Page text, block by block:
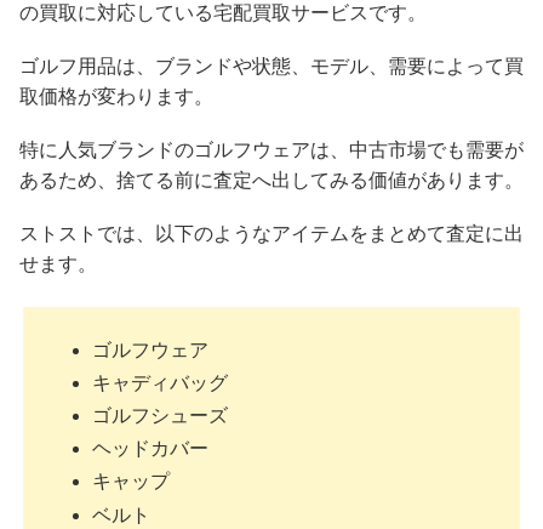
の買取に対応している宅配買取サービスです。
ゴルフ用品は、ブランドや状態、モデル、需要によって買
取価格が変わります。
特に人気ブランドのゴルフウェアは、中古市場でも需要が
あるため、捨てる前に査定へ出してみる価値があります。
ストストでは、以下のようなアイテムをまとめて査定に出
せます。
ゴルフウェア
キャディバッグ
ゴルフシューズ
ヘッドカバー
キャップ
ベルト